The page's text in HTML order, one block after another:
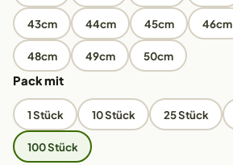
43cm 44cm 45cm 46cm
48cm 49cm 50cm
Pack mit
1 Stück 10 Stück 25 Stück
100 Stück